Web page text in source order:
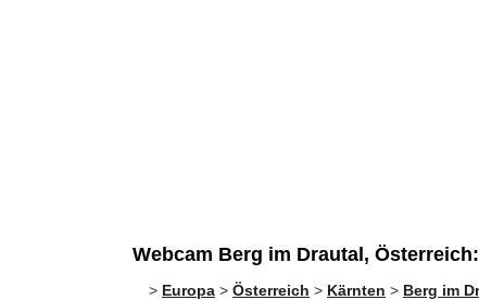
Webcam Berg im Drautal,
> Europa > Österreich > Kärnten > Berg im